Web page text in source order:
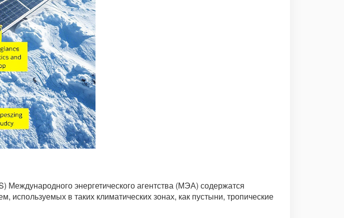
энергетического агентства (МЭА) содержатся
в таких климатических зонах, как пустыни, тропические